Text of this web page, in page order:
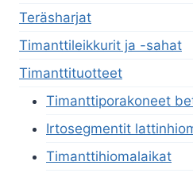
Teräsharjat
Timanttileikkurit ja -sahat
Timanttituotteet
Timanttiporakoneet
Irtosegmentit
Timanttihiomalaikat